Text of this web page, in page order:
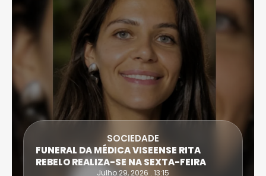
SOCIEDADE
FUNERAL DA MÉDICA VISEENSE RITA
REBELO REALIZA-SE NA SEXTA-FEIRA
Julho 29, 2026 . 13:15